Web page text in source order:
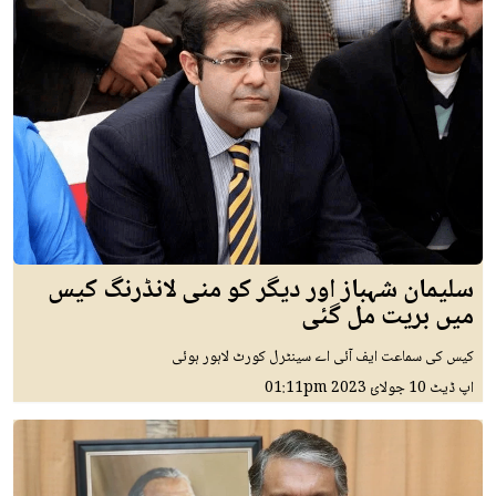
سلیمان شہباز اور دیگر کو منی لانڈرنگ کیس
میں بریت مل گئی
کیس کی سماعت ایف آئی اے سینٹرل کورٹ لاہور ہوئی
اپ ڈیٹ 10 جولائ 2023 01:11pm